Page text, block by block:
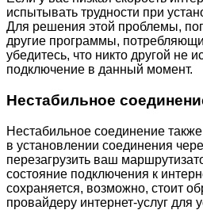
испытывать трудности при
Для решения этой проблемы,
другие программы,
убедитесь, что никто другой не
подключение в данный момент.
Нестабильное
Нестабильное соединение
в установлении соединения
перезагрузить ваш
состояние подключения к
сохраняется, возможно, стоит
провайдеру интернет-услуг для